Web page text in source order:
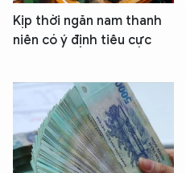
Kịp thời ngăn nam thanh
niên có ý định tiêu cực